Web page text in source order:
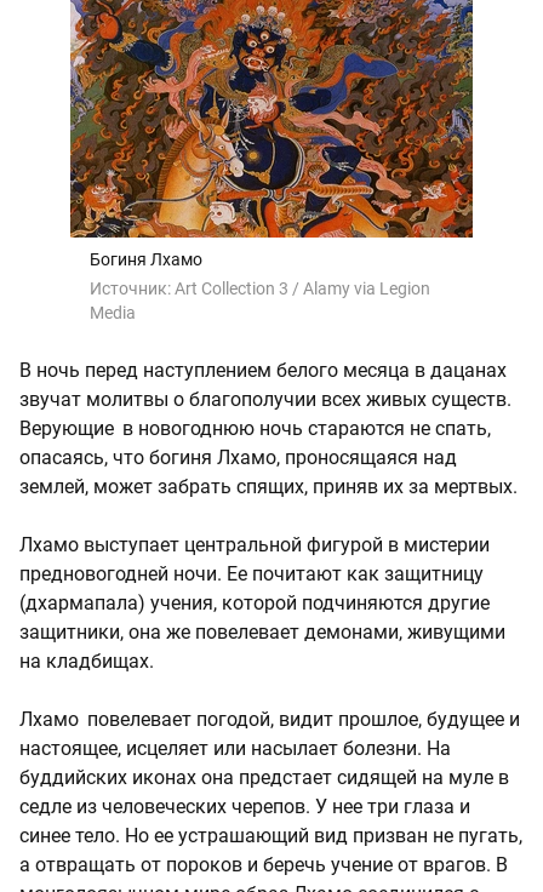
Богиня Лхамо
Источник:Art Collection 3 / Alamy via Legion
Media
В ночь перед наступлением белого месяца в дацанах
звучат молитвы о благополучии всех живых существ.
Верующие в новогоднюю ночь стараются не спать,
опасаясь, что богиня Лхамо, проносящаяся над
землей, может забрать спящих, приняв их за мертвых.
Лхамо выступает центральной фигурой в мистерии
предновогодней ночи. Ее почитают как защитницу
(дхармапала) учения, которой подчиняются другие
защитники, она же повелевает демонами, живущими
на кладбищах.
Лхамо повелевает погодой, видит прошлое, будущее и
настоящее, исцеляет или насылает болезни. На
буддийских иконах она предстает сидящей на муле в
седле из человеческих черепов. У нее три глаза и
синее тело. Но ее устрашающий вид призван не пугать,
а отвращать от пороков и беречь учение от врагов. В